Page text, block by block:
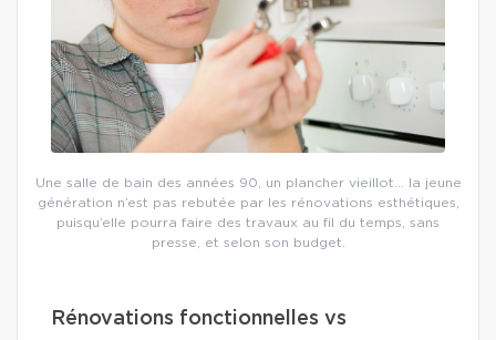
Une salle de bain des années 90, un plancher vieillot… la jeune
génération n’est pas rebutée par les rénovations esthétiques,
puisqu’elle pourra faire des travaux au fil du temps, sans
presse, et selon son budget.
Rénovations fonctionnelles vs